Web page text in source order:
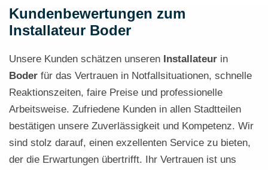
Kundenbewertungen zum
Installateur Boder
Unsere Kunden schätzen unseren Installateur in
Boder für das Vertrauen in Notfallsituationen, schnelle
Reaktionszeiten, faire Preise und professionelle
Arbeitsweise. Zufriedene Kunden in allen Stadtteilen
bestätigen unsere Zuverlässigkeit und Kompetenz. Wir
sind stolz darauf, einen exzellenten Service zu bieten,
der die Erwartungen übertrifft. Ihr Vertrauen ist uns